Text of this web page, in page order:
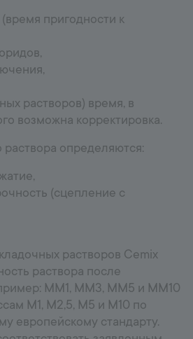
пригодности к
растворов) время, в
возможна корректировка.
определяются:
(сцепление с
растворов Cemix
раствора после
MM1, MM3, MM5 и MM10
M1, M2,5, M5 и M10 по
европейскому стандарту.